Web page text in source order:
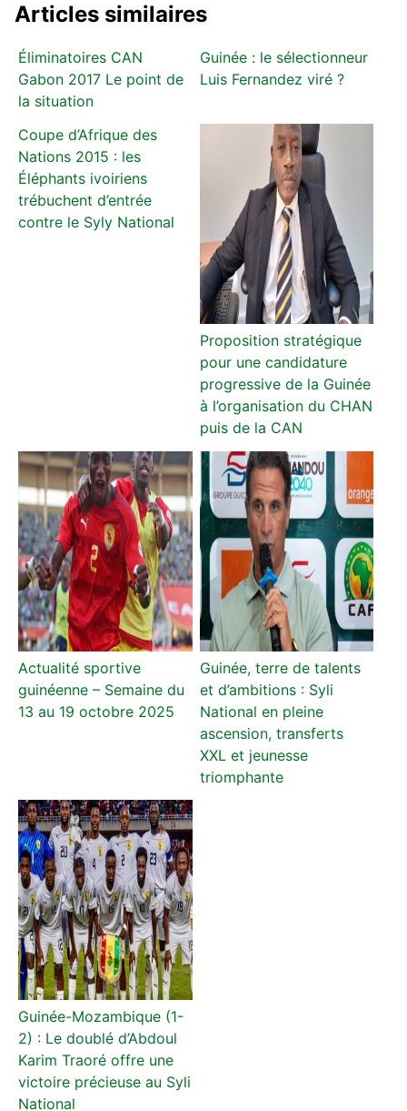
Articles similaires
Éliminatoires CAN
Gabon 2017 Le point de
la situation
Guinée : le sélectionneur
Luis Fernandez viré ?
Coupe d’Afrique des
Nations 2015 : les
Éléphants ivoiriens
trébuchent d’entrée
contre le Syly National
Proposition stratégique
pour une candidature
progressive de la Guinée
à l’organisation du CHAN
puis de la CAN
Actualité sportive
guinéenne – Semaine du
13 au 19 octobre 2025
Guinée, terre de talents
et d’ambitions : Syli
National en pleine
ascension, transferts
XXL et jeunesse
triomphante
Guinée-Mozambique (1-
2) : Le doublé d’Abdoul
Karim Traoré offre une
victoire précieuse au Syli
National